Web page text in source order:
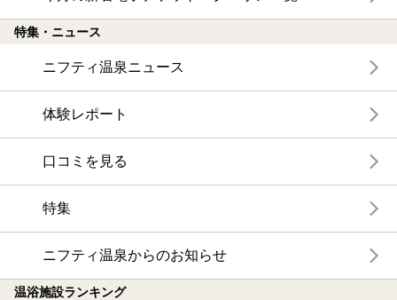
特集・ニュース
ニフティ温泉ニュース
体験レポート
口コミを見る
特集
ニフティ温泉からのお知らせ
温浴施設ランキング